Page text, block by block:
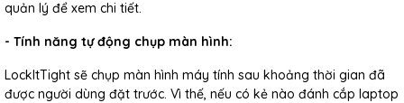
quản lý để xem chi tiết.
- Tính năng tự động chụp màn hình:
LockItTight sẽ chụp màn hình máy tính sau khoảng thời gian đã
được người dùng đặt trước. Vì thế, nếu có kẻ nào đánh cắp laptop